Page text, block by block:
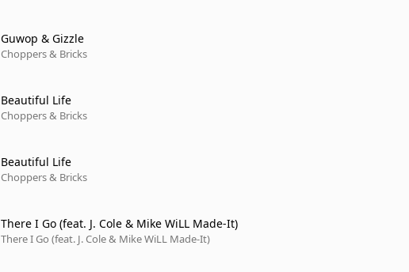
Guwop & Gizzle
Choppers & Bricks
Beautiful Life
Choppers & Bricks
Beautiful Life
Choppers & Bricks
There I Go (feat. J. Cole & Mike WiLL Made-It)
There I Go (feat. J. Cole & Mike WiLL Made-It)